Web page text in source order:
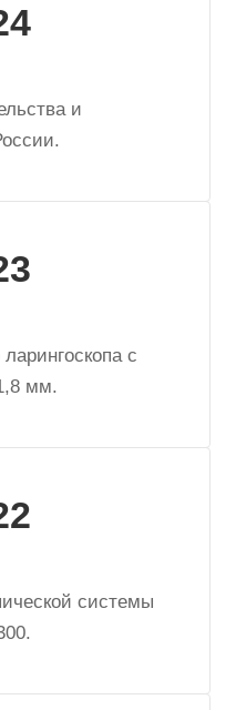
и
с
мм.
системы